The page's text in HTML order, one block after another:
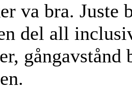
va bra. Juste
del all
gångavstånd